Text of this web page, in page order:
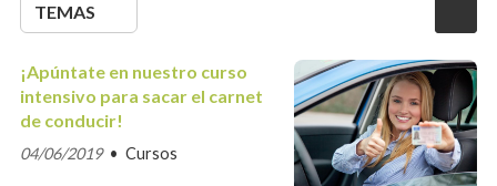
TEMAS
¡Apúntate en nuestro curso
intensivo para sacar el carnet
de conducir!
04/06/2019 Cursos